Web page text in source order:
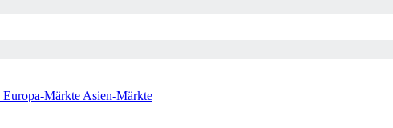
Europa-Märkte Asien-Märkte